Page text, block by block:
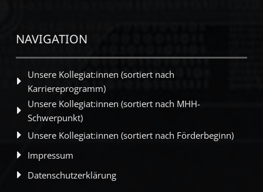
NAVIGATION
Unsere Kollegiat:innen (sortiert nach
Karriereprogramm)
Unsere Kollegiat:innen (sortiert nach MHH-
Schwerpunkt)
Unsere Kollegiat:innen (sortiert nach Förderbeginn)
Impressum
Datenschutzerklärung